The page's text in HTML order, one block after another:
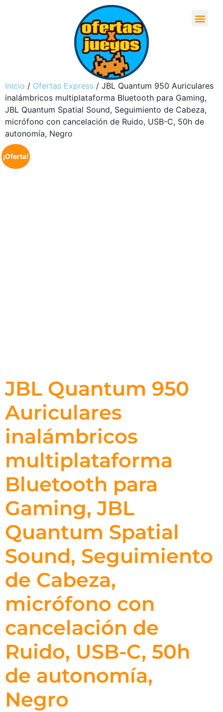
Inicio / Ofertas Express / JBL Quantum 950 Auriculares
inalámbricos multiplataforma Bluetooth para Gaming,
JBL Quantum Spatial Sound, Seguimiento de Cabeza,
micrófono con cancelación de Ruido, USB-C, 50h de
autonomía, Negro
¡Oferta!
JBL Quantum 950
Auriculares
inalámbricos
multiplataforma
Bluetooth para
Gaming, JBL
Quantum Spatial
Sound, Seguimiento
de Cabeza,
micrófono con
cancelación de
Ruido, USB-C, 50h
de autonomía,
Negro